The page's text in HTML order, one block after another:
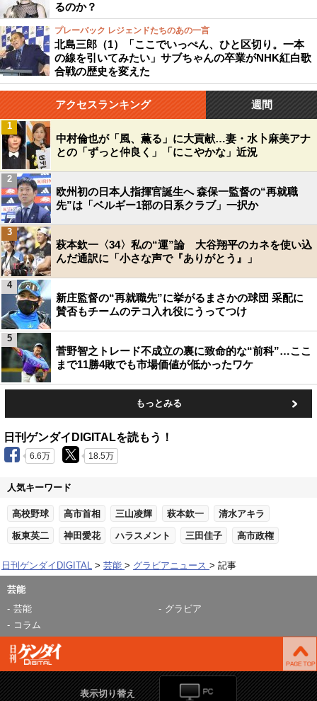
るのか？
プレーバック レジェンドたちのあの一言
北島三郎（1）「ここでいっぺん、ひと区切り。一本
の線を引いてみたい」サブちゃんの卒業がNHK紅白歌
合戦の歴史を変えた
アクセスランキング 週間
中村倫也が「風、薫る」に大貢献…妻・水卜麻美アナ
との「ずっと仲良く」「にこやかな」近況
1
欧州初の日本人指揮官誕生へ 森保一監督の“再就職
先”は「ベルギー1部の日系クラブ」一択か
2
萩本欽一〈34〉私の“運”論 大谷翔平のカネを使い込
んだ通訳に「小さな声で『ありがとう』」
3
新庄監督の“再就職先”に挙がるまさかの球団 采配に
賛否もチームのテコ入れ役にうってつけ
4
菅野智之トレード不成立の裏に致命的な“前科”…ここ
まで11勝4敗でも市場価値が低かったワケ
5
もっとみる
日刊ゲンダイDIGITALを読もう！
6.6万 18.5万
人気キーワード
高校野球 高市首相 三山凌輝 萩本欽一 清水アキラ
板東英二 神田愛花 ハラスメント 三田佳子 高市政権
日刊ゲンダイDIGITAL 芸能 グラビアニュース 記事
芸能
芸能
グラビア
コラム
表示切り替え